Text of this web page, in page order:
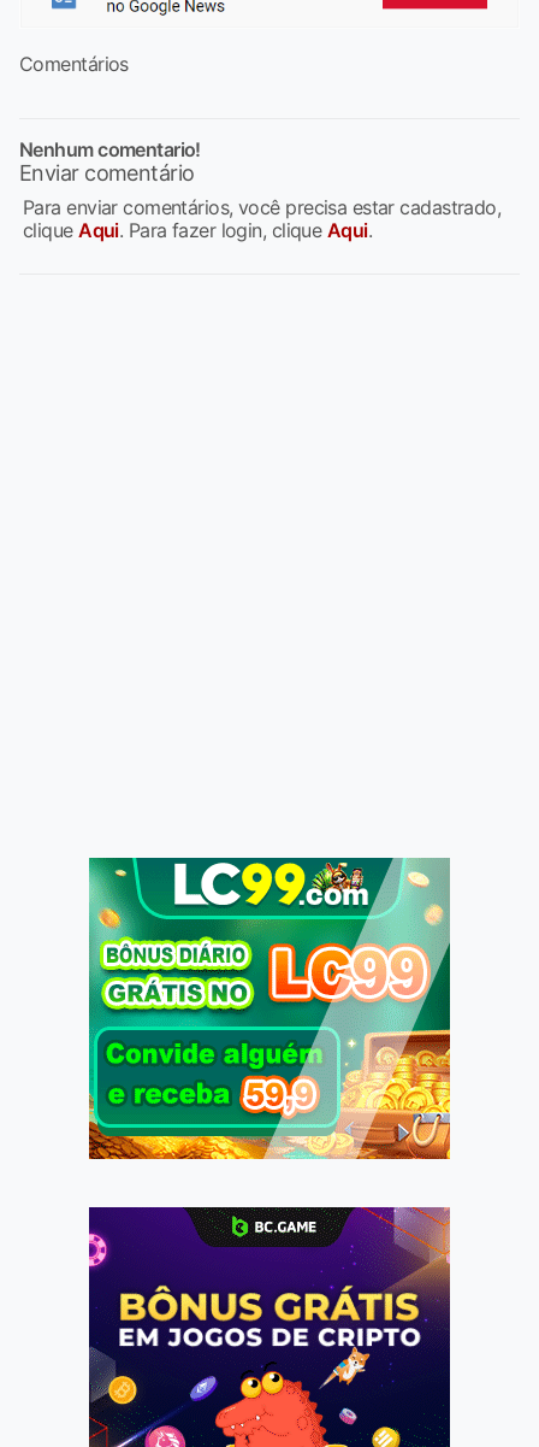
Comentários
Nenhum comentario!
Enviar comentário
Para enviar comentários, você precisa estar cadastrado,
cliqueAqui. Para fazer login, clique Aqui.